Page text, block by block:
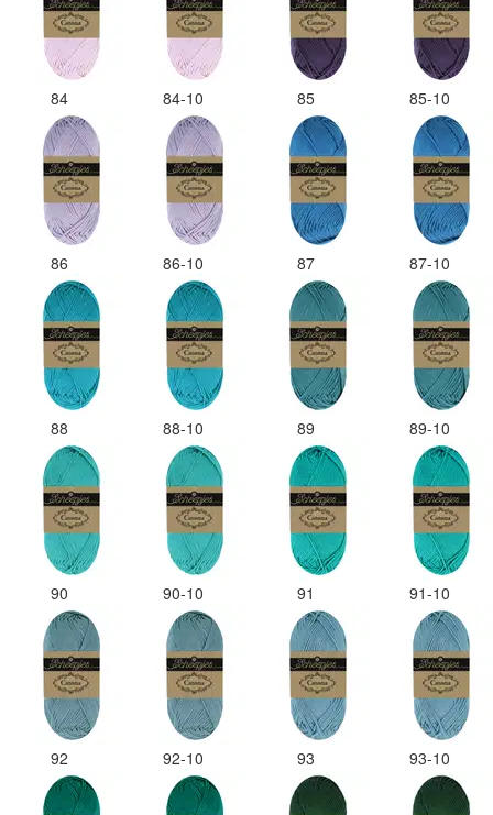
84 84-10 85 85-10
86 86-10 87 87-10
88 88-10 89 89-10
90 90-10 91 91-10
92 92-10 93 93-10